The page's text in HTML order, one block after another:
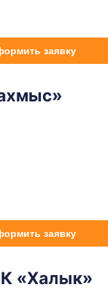
заявку
заявку
«Халык»